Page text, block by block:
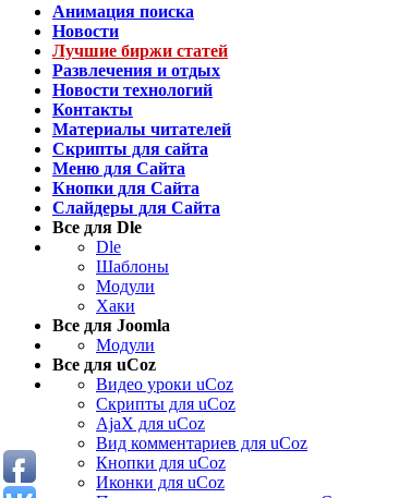
Анимация поиска
Новости
Лучшие биржи статей
Развлечения и отдых
Новости технологий
Контакты
Материалы читателей
Скрипты для сайта
Меню для Сайта
Кнопки для Сайта
Слайдеры для Сайта
Все для Dle
Dle
Шаблоны
Модули
Хаки
Все для Joomla
Модули
Все для uCoz
Видео уроки uCoz
Скрипты для uCoz
AjaX для uCoz
Вид комментариев для uCoz
Кнопки для uCoz
Иконки для uCoz